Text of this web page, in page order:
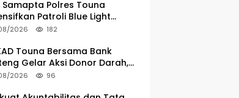
Samapta Polres Touna
Patroli Blue Light
Kejahatan
2026 182
Touna Bersama Bank
Gelar Aksi Donor Darah,
Kepedulian untuk Sesama
2026 96